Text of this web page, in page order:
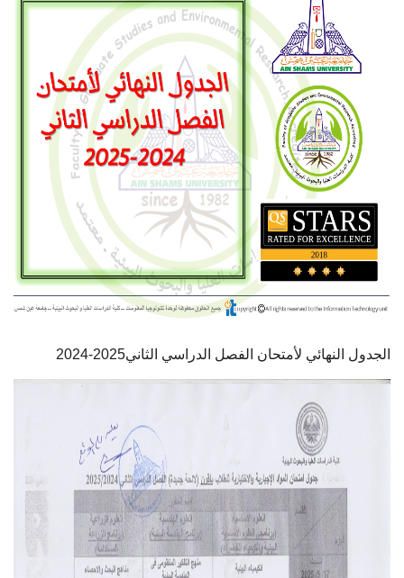
الجداول والنتائج
أنشطة الكلية
المنصة الألكترونية
أهم الأخبار
مشروع شمس BE GREEN
سفراء المناخ
تواصل معنا
2024-2025الجدول النهائي لأمتحان الفصل الدراسي الثاني